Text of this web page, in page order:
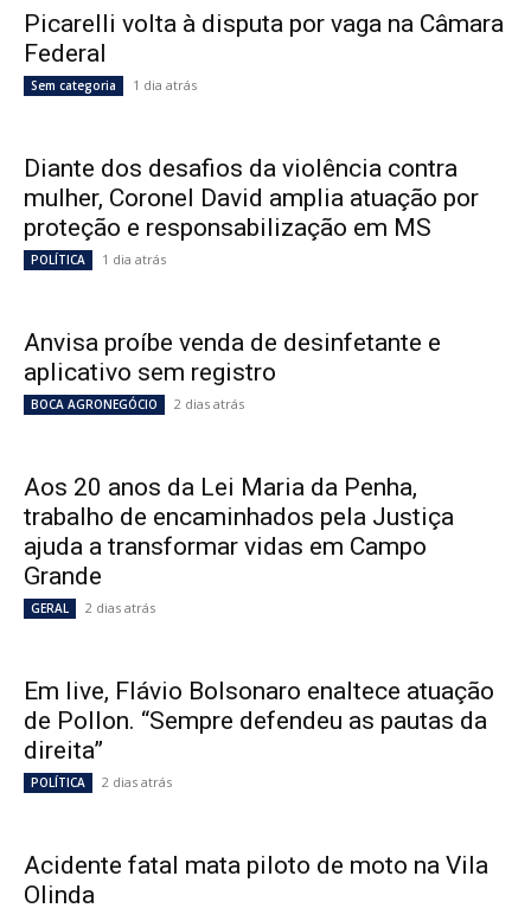
Picarelli volta à disputa por vaga na Câmara
Federal
Sem categoria 1 dia atrás
Diante dos desafios da violência contra
mulher, Coronel David amplia atuação por
proteção e responsabilização em MS
POLÍTICA 1 dia atrás
Anvisa proíbe venda de desinfetante e
aplicativo sem registro
BOCA AGRONEGÓCIO 2 dias atrás
Aos 20 anos da Lei Maria da Penha,
trabalho de encaminhados pela Justiça
ajuda a transformar vidas em Campo
Grande
GERAL 2 dias atrás
Em live, Flávio Bolsonaro enaltece atuação
de Pollon. “Sempre defendeu as pautas da
direita”
POLÍTICA 2 dias atrás
Acidente fatal mata piloto de moto na Vila
Olinda